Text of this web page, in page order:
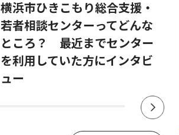
横浜市ひきこもり総合支援・
若者相談センターってどんな
ところ？ 最近までセンター
を利用していた方にインタビ
ュー